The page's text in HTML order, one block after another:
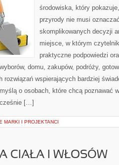
środowiska, który
przyrody nie musi
skomplikowanych decyzji
miejsce, w którym
praktyczne podpowiedzi
domu, zakupów, podróży,
rozwiązań wspierających bardziej
o osobach, które chcą poznawać
[…]
MARKI I PROJEKTANCI
CIAŁA I WŁOSÓW